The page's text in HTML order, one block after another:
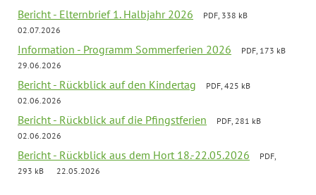
Bericht - Elternbrief 1. Halbjahr 2026
PDF, 338 kB
02.07.2026
Information - Programm Sommerferien 2026
PDF, 173 kB
29.06.2026
Bericht - Rückblick auf den Kindertag
PDF, 425 kB
02.06.2026
Bericht - Rückblick auf die Pfingstferien
PDF, 281 kB
02.06.2026
Bericht - Rückblick aus dem Hort 18.-22.05.2026
PDF,
293 kB
22.05.2026